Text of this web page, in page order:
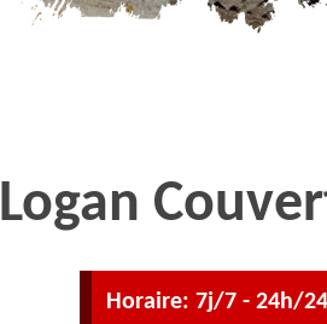
Logan
Horaire: 7j/7 - 24h/24